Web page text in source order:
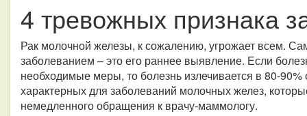
4 тревожных признака
Рак молочной железы, к сожалению, угрожает всем.
заболеванием – это его раннее выявление. Если
необходимые меры, то болезнь излечивается в 80-
характерных для заболеваний молочных желез,
немедленного обращения к врачу-маммологу.